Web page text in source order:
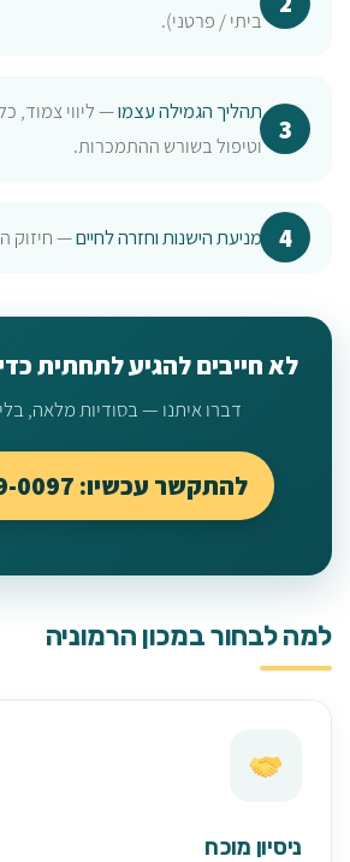
ביתי / פרטני).
תהליך הגמילה עצמו— ליווי צמוד,
וטיפול בשורש ההתמכרות.
מניעת הישנות וחזרה לחיים— חיזוק
לא חייבים להגיע לתחתית
דברו איתנו — בסודיות מלאה,
להתקשר עכשיו: 050-479-0097
למה לבחור במכון הרמוניה
ניסיון מוכח